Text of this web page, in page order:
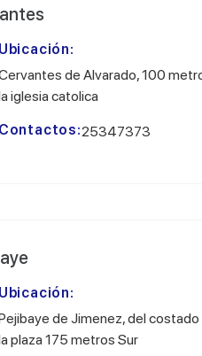
Ubicación:
de Alvarado, 100
iglesia catolica
Contactos:25347373
Ubicación:
de Jimenez, del
plaza 175 metros Sur